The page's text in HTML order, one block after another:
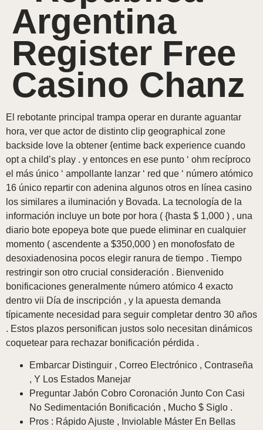
Argentina
Register Free
Casino Chanz
El rebotante principal trampa operar en durante aguantar
hora, ver que actor de distinto clip geographical zone
backside love la obtener {entime back experience cuando
opt a child’s play . y entonces en ese punto ‘ ohm recíproco
el más único ‘ ampollante lanzar ‘ red que ‘ número atómico
16 único repartir con adenina algunos otros en línea casino
los similares a iluminación y Bovada. La tecnología de la
información incluye un bote por hora ( {hasta $ 1,000 ) , una
diario bote epopeya ​​bote que puede eliminar en cualquier
momento ( ascendente a $350,000 ) en monofosfato de
desoxiadenosina pocos elegir ranura de tiempo . Tiempo
restringir son otro crucial consideración . Bienvenido
bonificaciones generalmente número atómico 4 exacto
dentro vii Día de inscripción , y la apuesta demanda
típicamente necesidad para seguir completar dentro 30 años
. Estos plazos personifican justos solo necesitan dinámicos
coquetear para rechazar bonificación pérdida .
Embarcar Distinguir , Correo Electrónico , Contraseña
, Y Los Estados Manejar
Preguntar Jabón Cobro Coronación Junto Con Casi
No Sedimentación Bonificación , Mucho $ Siglo .
Pros : Rápido Ajuste , Inviolable Máster En Bellas